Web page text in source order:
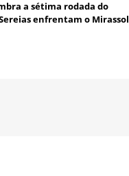
a sétima rodada do
enfrentam o Mirassol